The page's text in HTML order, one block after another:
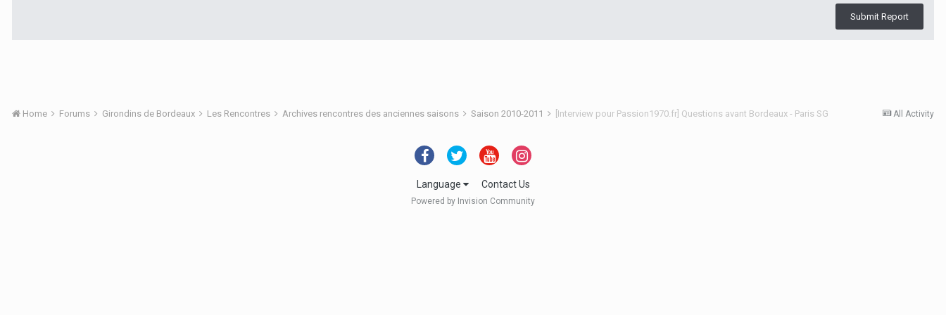
Submit Report
All Activity
Home Forums Girondins de Bordeaux Les Rencontres Archives rencontres des anciennes saisons Saison 2010-2011 [Interview pour Passion1970.fr] Questions avant Bordeaux - Paris SG
Language Contact Us
Powered by Invision Community